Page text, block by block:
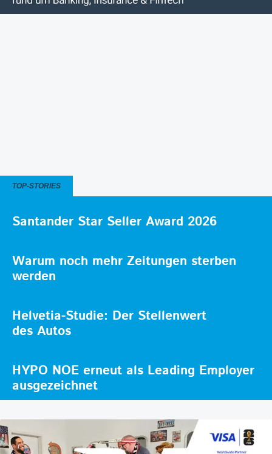
TOP-STORIES
Santander Star Seller Award 2026
Warum noch mehr Zeitungen sterben
werden
Helvetia-Studie: Der Stellenwert
des Autos
HYPO NOE erneut als Leading Employer
ausgezeichnet